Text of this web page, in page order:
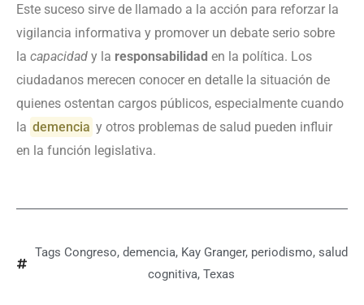
Este suceso sirve de llamado a la acción para reforzar la
vigilancia informativa y promover un debate serio sobre
la capacidad y la responsabilidad en la política. Los
ciudadanos merecen conocer en detalle la situación de
quienes ostentan cargos públicos, especialmente cuando
la demencia y otros problemas de salud pueden influir
en la función legislativa.
Tags Congreso, demencia, Kay Granger, periodismo, salud
cognitiva, Texas